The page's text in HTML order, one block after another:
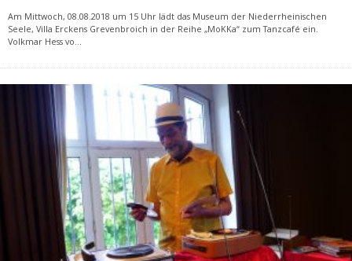
Am Mittwoch, 08.08.2018 um 15 Uhr lädt das Museum der Niederrheinischen
Seele, Villa Erckens Grevenbroich in der Reihe „MoKKa“ zum Tanzcafé ein.
Volkmar Hess vo